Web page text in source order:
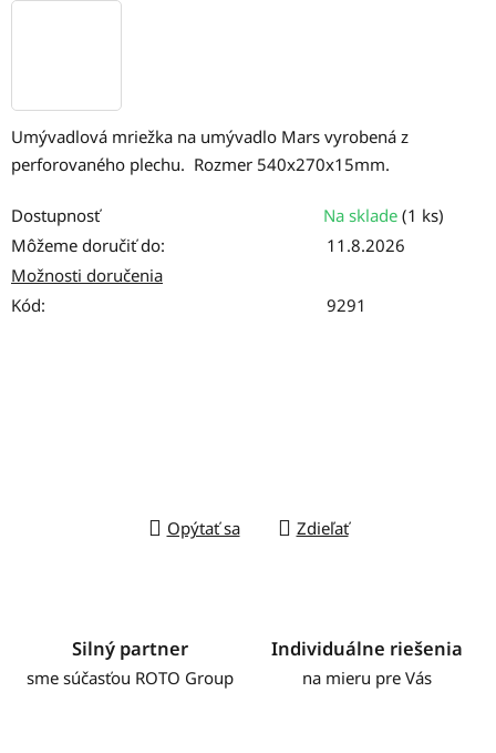
Umývadlová mriežka na umývadlo Mars vyrobená z
perforovaného plechu. Rozmer 540x270x15mm.
Dostupnosť Na sklade (1 ks)
Môžeme doručiť do:
11.8.2026
Možnosti doručenia
Kód:
9291
Opýtať sa Zdieľať
Silný partner
sme súčasťou ROTO Group
Individuálne riešenia
na mieru pre Vás